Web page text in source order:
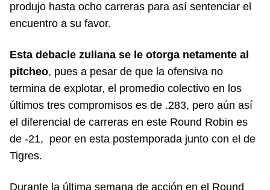
produjo hasta ocho carreras para así sentenciar el
encuentro a su favor.
Esta debacle zuliana se le otorga netamente al
pitcheo, pues a pesar de que la ofensiva no
termina de explotar, el promedio colectivo en los
últimos tres compromisos es de .283, pero aún así
el diferencial de carreras en este Round Robin es
de -21, peor en esta postemporada junto con el de
Tigres.
Durante la última semana de acción en el Round